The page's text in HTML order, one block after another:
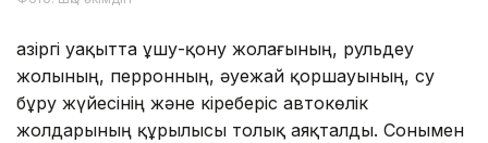
Қазіргі уақытта ұшу-қону жолағының, рульдеу
жолының, перронның, әуежай қоршауының, су
бұру жүйесінің және кіреберіс автокөлік
жолдарының құрылысы толық аяқталды. Сонымен